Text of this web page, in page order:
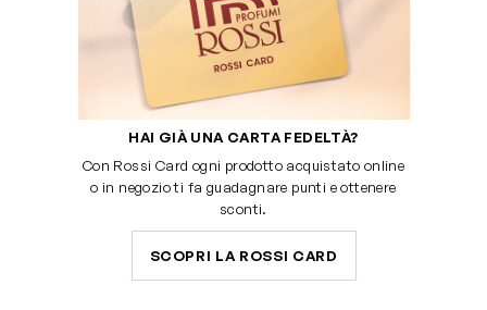
HAI GIÀ UNA CARTA FEDELTÀ?
Con Rossi Card ogni prodotto acquistato online
o in negozio ti fa guadagnare punti e ottenere
sconti.
SCOPRI LA ROSSI CARD